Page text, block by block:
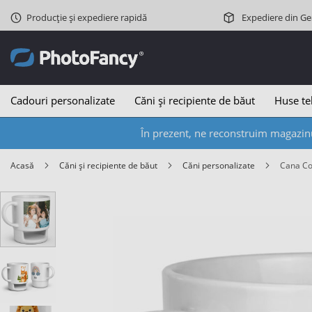
Producție și expediere rapidă Expediere din
Cadouri personalizate Căni și recipiente de băut Huse
În prezent, ne reconstruim
Acasă Căni și recipiente de băut Căni personalizate Cana
Skip
to
the
of
the
images